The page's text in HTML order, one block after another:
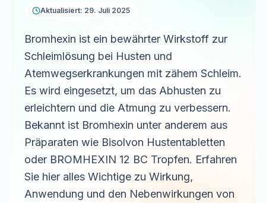
Aktualisiert: 29. Juli 2025
Bromhexin ist ein bewährter Wirkstoff zur
Schleimlösung bei Husten und
Atemwegserkrankungen mit zähem Schleim.
Es wird eingesetzt, um das Abhusten zu
erleichtern und die Atmung zu verbessern.
Bekannt ist Bromhexin unter anderem aus
Präparaten wie Bisolvon Hustentabletten
oder BROMHEXIN 12 BC Tropfen. Erfahren
Sie hier alles Wichtige zu Wirkung,
Anwendung und den Nebenwirkungen von